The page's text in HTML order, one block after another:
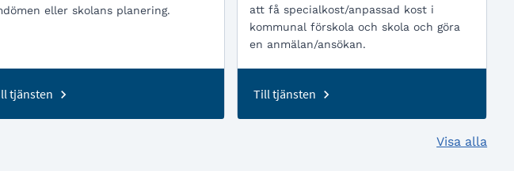
eller skolans planering.
tjänsten
att få specialkost/anpassad kost i
kommunal förskola och skola och göra
en anmälan/ansökan.
Till tjänsten
Visa alla